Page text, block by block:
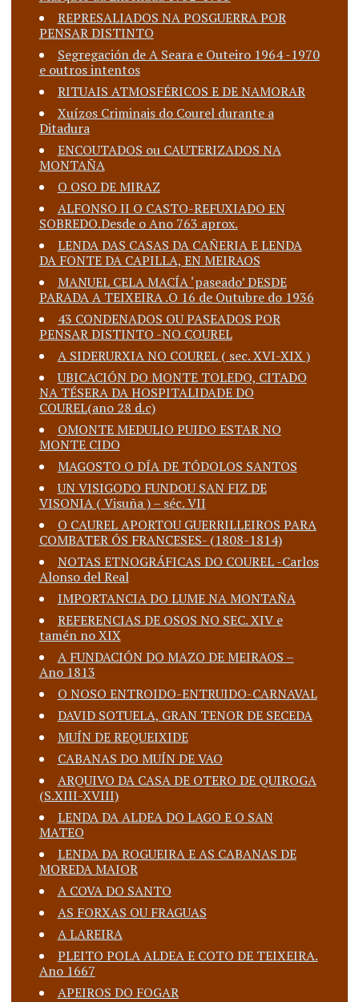
REPRESALIADOS NA POSGUERRA POR
PENSAR DISTINTO
Segregación de A Seara e Outeiro 1964 -1970
e outros intentos
RITUAIS ATMOSFÉRICOS E DE NAMORAR
Xuízos Criminais do Courel durante a
Ditadura
ENCOUTADOS ou CAUTERIZADOS NA
MONTAÑA
O OSO DE MIRAZ
ALFONSO II O CASTO-REFUXIADO EN
SOBREDO.Desde o Ano 763 aprox.
LENDA DAS CASAS DA CAÑERIA E LENDA
DA FONTE DA CAPILLA, EN MEIRAOS
MANUEL CELA MACÍA ‘paseado’ DESDE
PARADA A TEIXEIRA .O 16 de Outubre do 1936
43 CONDENADOS OU PASEADOS POR
PENSAR DISTINTO -NO COUREL
A SIDERURXIA NO COUREL ( sec. XVI-XIX )
UBICACIÓN DO MONTE TOLEDO, CITADO
NA TÉSERA DA HOSPITALIDADE DO
COUREL(ano 28 d.c)
OMONTE MEDULIO PUIDO ESTAR NO
MONTE CIDO
MAGOSTO O DÍA DE TÓDOLOS SANTOS
UN VISIGODO FUNDOU SAN FIZ DE
VISONIA ( Visuña ) – séc. VII
O CAUREL APORTOU GUERRILLEIROS PARA
COMBATER ÓS FRANCESES- (1808-1814)
NOTAS ETNOGRÁFICAS DO COUREL -Carlos
Alonso del Real
IMPORTANCIA DO LUME NA MONTAÑA
REFERENCIAS DE OSOS NO SEC. XIV e
tamén no XIX
A FUNDACIÓN DO MAZO DE MEIRAOS –
Ano 1813
O NOSO ENTROIDO-ENTRUIDO-CARNAVAL
DAVID SOTUELA, GRAN TENOR DE SECEDA
MUÍN DE REQUEIXIDE
CABANAS DO MUÍN DE VAO
ARQUIVO DA CASA DE OTERO DE QUIROGA
(S.XIII-XVIII)
LENDA DA ALDEA DO LAGO E O SAN
MATEO
LENDA DA ROGUEIRA E AS CABANAS DE
MOREDA MAIOR
A COVA DO SANTO
AS FORXAS OU FRAGUAS
A LAREIRA
PLEITO POLA ALDEA E COTO DE TEIXEIRA.
Ano 1667
APEIROS DO FOGAR